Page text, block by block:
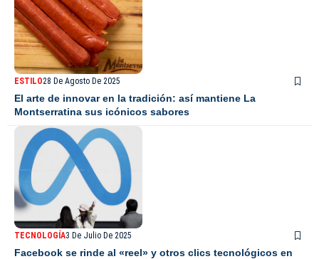
ESTILO28 De Agosto De 2025
El arte de innovar en la tradición: así mantiene La
Montserratina sus icónicos sabores
TECNOLOGÍA3 De Julio De 2025
Facebook se rinde al «reel» y otros clics tecnológicos en